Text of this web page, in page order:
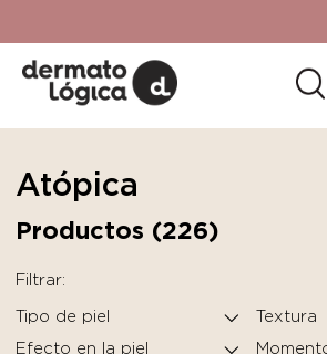
SkinCeuticals.
Atópica
Productos (226)
Filtrar:
Tipo de piel
Textura
Efecto en la piel